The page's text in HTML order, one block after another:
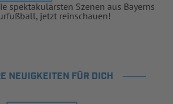
spektakulärsten Szenen aus Bayerns
jetzt reinschauen!
NEUIGKEITEN FÜR DICH